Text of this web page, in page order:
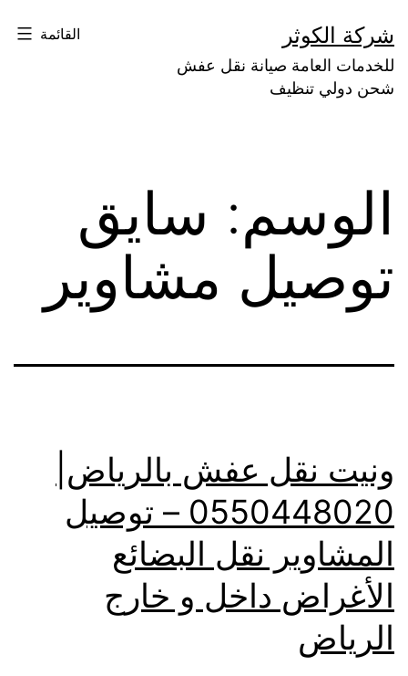
إلى
المحتوى
شركة الكوثر
للخدمات العامة صيانة نقل عفش
شحن دولي تنظيف
القائمة
الوسم: سايق
توصيل مشاوير
ونيت نقل عفش بالرياض|
0550448020 – توصيل
المشاوير نقل البضائع
الأغراض داخل و خارج
الرياض